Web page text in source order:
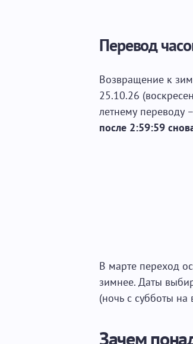
Перевод
Возвращение к
25.10.26
летнему переводу
после 2:59:59
В марте переход
зимнее. Даты
(ночь с субботы на
Зачем